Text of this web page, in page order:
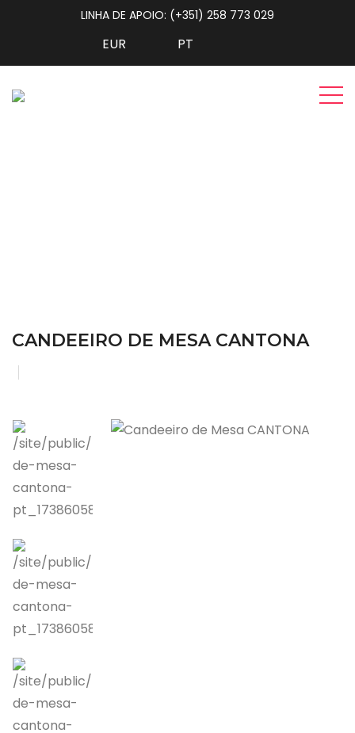
LINHA DE APOIO: (+351) 258 773 029
CANDEEIRO DE MESA CANTONA